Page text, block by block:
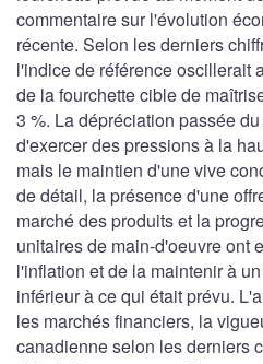
commentaire sur l'évolution
récente. Selon les derniers
l'indice de référence oscillerait
de la fourchette cible de
3 %. La dépréciation passée
d'exercer des pressions à la
mais le maintien d'une vive
de détail, la présence d'une
marché des produits et la
unitaires de main-d'oeuvre ont
l'inflation et de la maintenir à
inférieur à ce qui était prévu.
les marchés financiers, la
canadienne selon les derniers